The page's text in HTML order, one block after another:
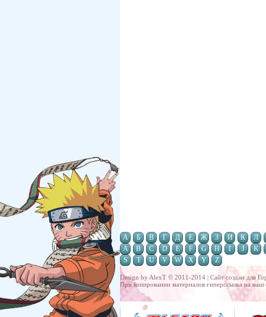
А Б В Г Д Е Ж З И К Л
A
B C D E F G H I J K
S
T U V W X Y Z
Design by AlexT © 2011-2014 | Сайт создан для
При копировании материалов гиперссылка на наш